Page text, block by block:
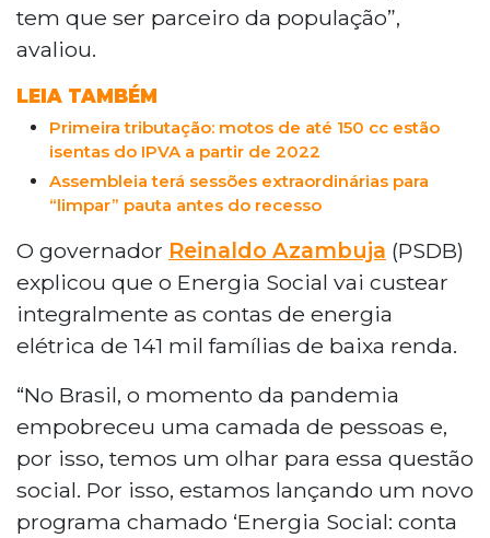
tem que ser parceiro da população”,
avaliou.
LEIA TAMBÉM
Primeira tributação: motos de até 150 cc estão
isentas do IPVA a partir de 2022
Assembleia terá sessões extraordinárias para
“limpar” pauta antes do recesso
O governador Reinaldo Azambuja (PSDB)
explicou que o Energia Social vai custear
integralmente as contas de energia
elétrica de 141 mil famílias de baixa renda.
“No Brasil, o momento da pandemia
empobreceu uma camada de pessoas e,
por isso, temos um olhar para essa questão
social. Por isso, estamos lançando um novo
programa chamado ‘Energia Social: conta